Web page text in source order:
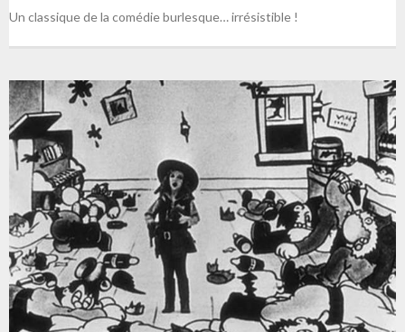
Un classique de la comédie burlesque… irrésistible !